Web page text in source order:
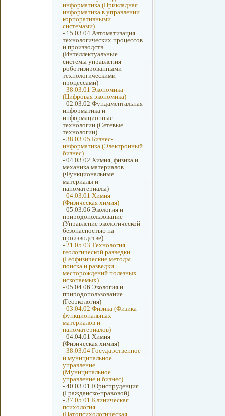
информатика (Прикладная
информатика в управлении
корпоративными
системами)
- 15.03.04 Автоматизация
технологических процессов
и производств
(Интеллектуальные
системы управления
роботизированными
технологическими
процессами)
- 38.03.01 Экономика
(Цифровая экономика)
- 02.03.02 Фундаментальная
информатика и
информационные
технологии (Сетевые
технологии)
- 38.03.05 Бизнес-
информатика (Электронный
бизнес)
- 04.03.02 Химия, физика и
механика материалов
(Функциональные
материалы и
наноматериалы)
- 04.03.01 Химия
(Физическая химия)
- 05.03.06 Экология и
природопользование
(Управление экологической
безопасностью на
производстве)
- 21.05.03 Технология
геологической разведки
(Геофизические методы
поиска и разведки
месторождений полезных
ископаемых)
- 05.04.06 Экология и
природопользование
(Геоэкология)
- 03.04.02 Физика (Физика
функциональных
материалов и
наноматериалов)
- 04.04.01 Химия
(Физическая химия)
- 38.03.04 Государственное
и муниципальное
управление
(Муниципальное
управление и бизнес)
- 40.03.01 Юриспруденция
(Гражданско-правовой)
- 37.05.01 Клиническая
психология
(Патопсихологическая